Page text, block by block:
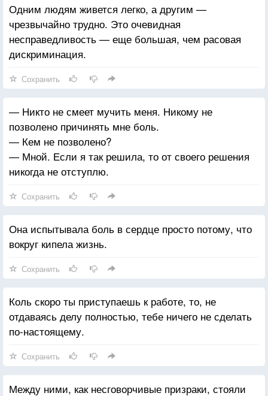
Одним людям живется легко, а другим —
чрезвычайно трудно. Это очевидная
несправедливость — еще большая, чем расовая
дискриминация.
Сохранить
— Никто не смеет мучить меня. Никому не
позволено причинять мне боль.
— Кем не позволено?
— Мной. Если я так решила, то от своего решения
никогда не отступлю.
Сохранить
Она испытывала боль в сердце просто потому, что
вокруг кипела жизнь.
Сохранить
Коль скоро ты приступаешь к работе, то, не
отдаваясь делу полностью, тебе ничего не сделать
по-настоящему.
Сохранить
Между ними, как несговорчивые призраки, стояли